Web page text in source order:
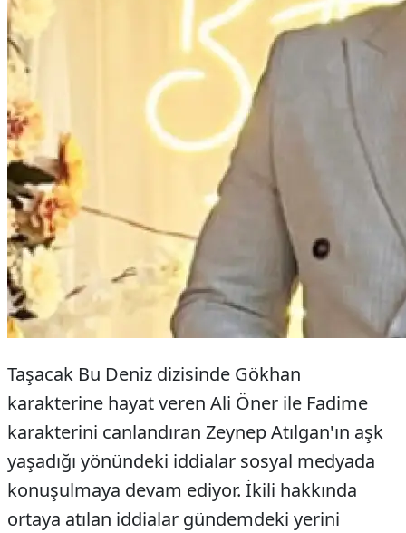
Taşacak Bu Deniz dizisinde Gökhan
karakterine hayat veren Ali Öner ile Fadime
karakterini canlandıran Zeynep Atılgan'ın aşk
yaşadığı yönündeki iddialar sosyal medyada
konuşulmaya devam ediyor. İkili hakkında
ortaya atılan iddialar gündemdeki yerini